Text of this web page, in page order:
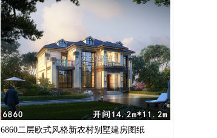
6860二层欧式风格新农村别墅建房图纸